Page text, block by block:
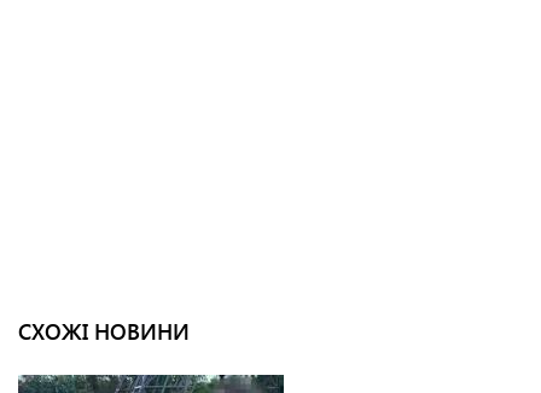
СХОЖІ НОВИНИ